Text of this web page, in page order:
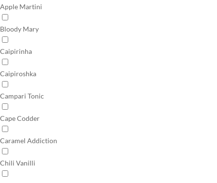
Apple Martini
Bloody Mary
Caipirinha
Caipiroshka
Campari Tonic
Cape Codder
Caramel Addiction
Chili Vanilli